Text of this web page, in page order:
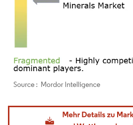
Bild © Mordor Intelligence.